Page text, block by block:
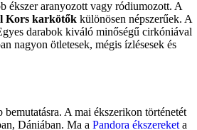
ékszer aranyozott vagy ródiumozott. A
Kors karkötők különösen népszerűek. A
darabok kiváló minőségű cirkóniával
nagyon ötletesek, mégis ízlésesek és
A mai ékszerikon történetét
Dániában. Ma a Pandora ékszereket a